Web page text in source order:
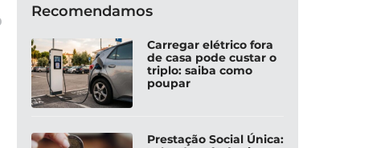
Recomendamos
Carregar elétrico fora
de casa pode custar o
triplo: saiba como
poupar
Prestação Social Única: